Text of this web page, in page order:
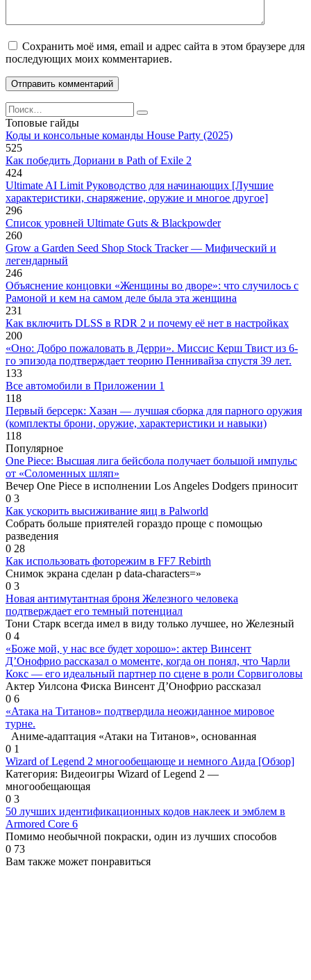
Сохранить моё имя, email и адрес сайта в этом браузере для
последующих моих комментариев.
Search
for:
Топовые гайды
Коды и консольные команды House Party (2025)
525
Как победить Дориани в Path of Exile 2
424
Ultimate AI Limit Руководство для начинающих [Лучшие
характеристики, снаряжение, оружие и многое другое]
296
Список уровней Ultimate Guts & Blackpowder
260
Grow a Garden Seed Shop Stock Tracker — Мифический и
легендарный
246
Объяснение концовки «Женщины во дворе»: что случилось с
Рамоной и кем на самом деле была эта женщина
231
Как включить DLSS в RDR 2 и почему её нет в настройках
200
«Оно: Добро пожаловать в Дерри». Миссис Керш Твист из 6-
го эпизода подтверждает теорию Пеннивайза спустя 39 лет.
133
Все автомобили в Приложении 1
118
Первый берсерк: Хазан — лучшая сборка для парного оружия
(комплекты брони, оружие, характеристики и навыки)
118
Популярное
One Piece: Высшая лига бейсбола получает большой импульс
от «Соломенных шляп»
Вечер One Piece в исполнении Los Angeles Dodgers приносит
0 3
Как ускорить высиживание яиц в Palworld
Собрать больше приятелей гораздо проще с помощью
разведения
0 28
Как использовать фоторежим в FF7 Rebirth
Снимок экрана сделан p data-characters=»
0 3
Новая антимутантная броня Железного человека
подтверждает его темный потенциал
Тони Старк всегда имел в виду только лучшее, но Железный
0 4
«Боже мой, у нас все будет хорошо»: актер Винсент
Д’Онофрио рассказал о моменте, когда он понял, что Чарли
Кокс — его идеальный партнер по сцене в роли Сорвиголовы
Актер Уилсона Фиска Винсент Д’Онофрио рассказал
0 6
«Атака на Титанов» подтвердила неожиданное мировое
турне.
Аниме-адаптация «Атаки на Титанов», основанная
0 1
Wizard of Legend 2 многообещающе и немного Аида [Обзор]
Категория: Видеоигры Wizard of Legend 2 —
многообещающая
0 3
50 лучших идентификационных кодов наклеек и эмблем в
Armored Core 6
Помимо необычной покраски, один из лучших способов
0 73
Вам также может понравиться